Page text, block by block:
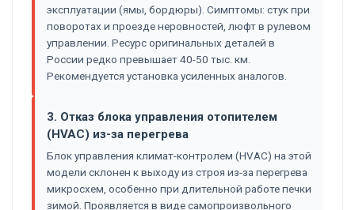
эксплуатации (ямы, бордюры). Симптомы: стук при
поворотах и проезде неровностей, люфт в рулевом
управлении. Ресурс оригинальных деталей в
России редко превышает 40-50 тыс. км.
Рекомендуется установка усиленных аналогов.
3. Отказ блока управления отопителем
(HVAC) из-за перегрева
Блок управления климат-контролем (HVAC) на этой
модели склонен к выходу из строя из-за перегрева
микросхем, особенно при длительной работе печки
зимой. Проявляется в виде самопроизвольного